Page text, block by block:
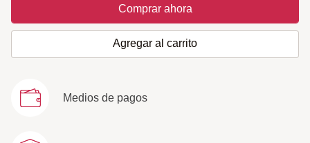
Comprar ahora
Agregar al carrito
Medios de pagos